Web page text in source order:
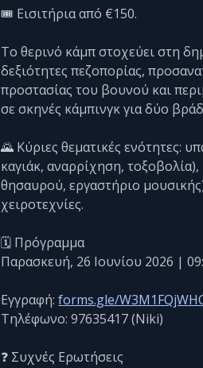
🎟️ Εισιτήρια από €150.
Το θερινό κάμπ στοχεύει στη
δεξιότητες πεζοπορίας,
προστασίας του βουνού και
σε σκηνές κάμπινγκ για δύο
🌄 Κύριες θεματικές ενότητες:
καγιάκ, αναρρίχηση,
θησαυρού, εργαστήριο
χειροτεχνίες.
🗓️ Πρόγραμμα
Παρασκευή, 26 Ιουνίου 2026 |
Εγγραφή:forms.gle/
Τηλέφωνο: 97635417 (Niki)
❓ Συχνές Ερωτήσεις